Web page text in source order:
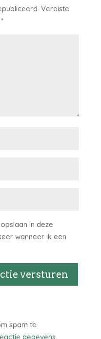
Vereiste
*
in deze
wanneer ik een
versturen
spam te
gegevens